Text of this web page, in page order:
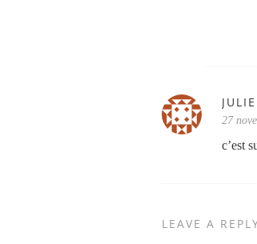
JULIE
27
c’est
LEAVE A